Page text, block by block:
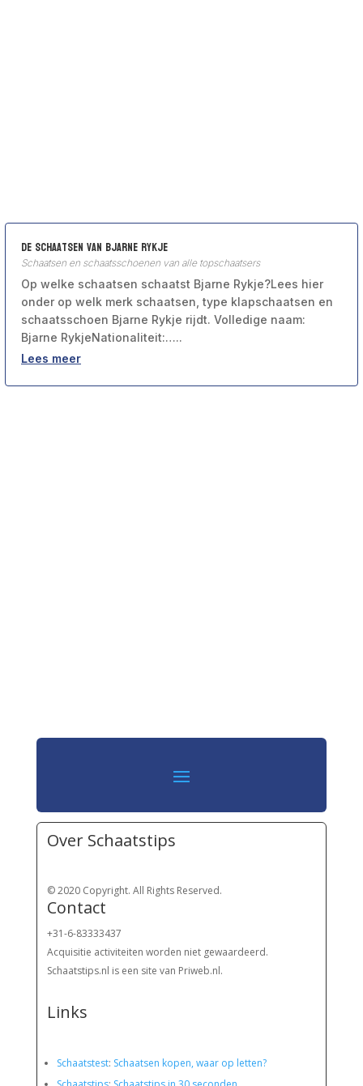
De schaatsen van Bjarne Rykje
Schaatsen en schaatsschoenen van alle topschaatsers
Op welke schaatsen schaatst Bjarne Rykje?Lees hier
onder op welk merk schaatsen, type klapschaatsen en
schaatsschoen Bjarne Rykje rijdt. Volledige naam:
Bjarne RykjeNationaliteit:…..
Lees meer
Over Schaatstips
© 2020 Copyright. All Rights Reserved.
Contact
+31-6-83333437
Acquisitie activiteiten worden niet gewaardeerd.
Schaatstips.nl is een site van Priweb.nl.
Links
Schaatstest: Schaatsen kopen, waar op letten?